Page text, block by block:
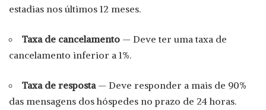
estadias nos últimos 12 meses.
Taxa de cancelamento — Deve ter uma taxa de
cancelamento inferior a 1%.
Taxa de resposta— Deve responder a mais de 90%
das mensagens dos hóspedes no prazo de 24 horas.